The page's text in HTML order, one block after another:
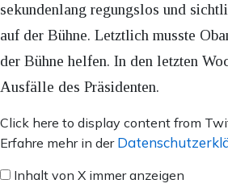
sekundenlang regungslos und
auf der Bühne. Letztlich musste
der Bühne helfen. In den letzten
Ausfälle des Präsidenten.
Inhalt
von
anzeigen
Click here to display content from
Erfahre mehr in der
Inhalt von X immer anzeigen